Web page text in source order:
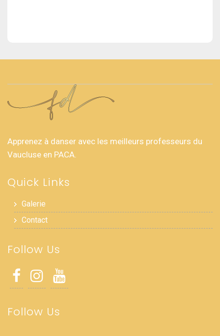
Apprenez à danser avec les meilleurs professeurs du
Vaucluse en PACA.
Quick Links
Galerie
Contact
Follow Us
Follow Us